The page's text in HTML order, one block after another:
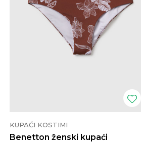
KUPAĆI KOSTIMI
Benetton ženski kupaći